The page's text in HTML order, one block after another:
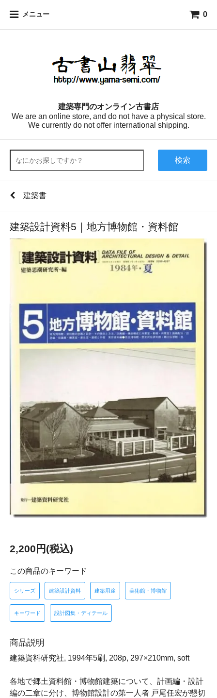
メニュー 0
建築専門のオンライン古書店
We are an online store, and do not have a physical store.
We currently do not offer international shipping.
検索
建築書
建築設計資料5｜地方博物館・資料館
2,200円(税込)
この商品のキーワード
シリーズ 建築設計資料 建築用途 美術館・博物館
キーワード 設計図集・ディテール
商品説明
建築資料研究社, 1994年5刷, 208p, 297×210mm, soft
各地で郷土資料館・博物館建築について、計画編・設計
編の二章に分け、博物館設計の第一人者 戸尾任宏が懇切